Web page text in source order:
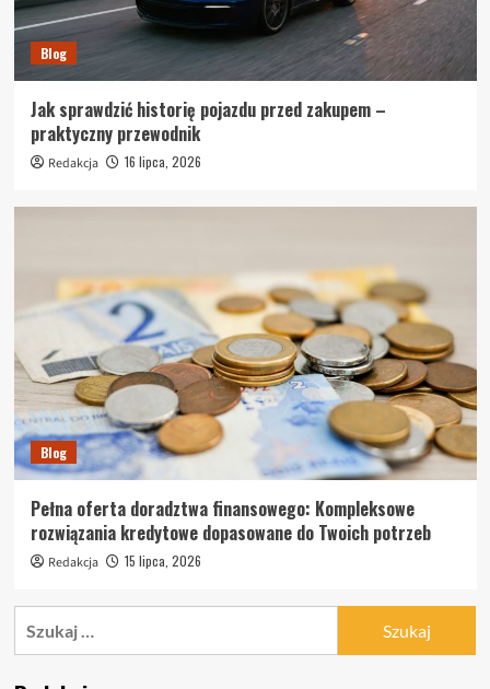
Blog
Jak sprawdzić historię pojazdu przed zakupem –
praktyczny przewodnik
Redakcja 16 lipca, 2026
Blog
Pełna oferta doradztwa finansowego: Kompleksowe
rozwiązania kredytowe dopasowane do Twoich potrzeb
Redakcja 15 lipca, 2026